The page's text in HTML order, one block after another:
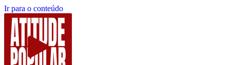
Ir para o conteúdo